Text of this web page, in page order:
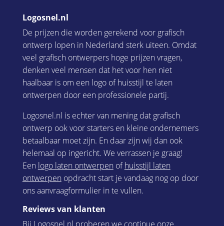
Logosnel.nl
De prijzen die worden gerekend voor grafisch
ontwerp lopen in Nederland sterk uiteen. Omdat
veel grafisch ontwerpers hoge prijzen vragen,
denken veel mensen dat het voor hen niet
haalbaar is om een logo of huisstijl te laten
ontwerpen door een professionele partij.
Logosnel.nl is echter van mening dat grafisch
ontwerp ook voor starters en kleine ondernemers
betaalbaar moet zijn. En daar zijn wij dan ook
helemaal op ingericht. We verrassen je graag!
Een logo laten ontwerpenofhuisstijl laten
ontwerpenopdracht start je vandaag nog op door
ons aanvraagformulier in te vullen.
Reviews van klanten